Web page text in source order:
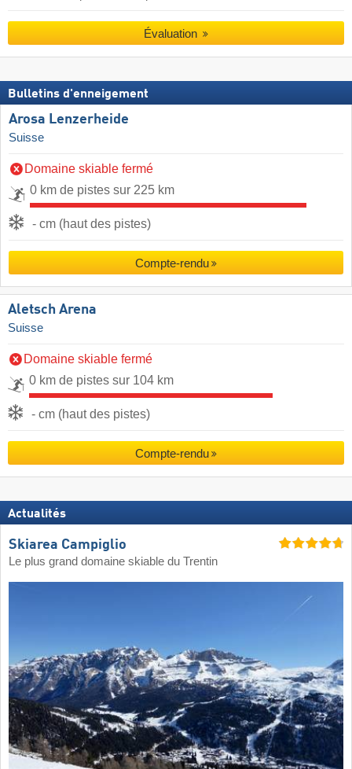
Évaluation
Bulletins d'enneigement
Arosa Lenzerheide
Suisse
Domaine skiable fermé
0 km de pistes sur 225 km
- cm (haut des pistes)
Compte-rendu
Aletsch Arena
Suisse
Domaine skiable fermé
0 km de pistes sur 104 km
- cm (haut des pistes)
Compte-rendu
Actualités
Skiarea Campiglio
Le plus grand domaine skiable du Trentin